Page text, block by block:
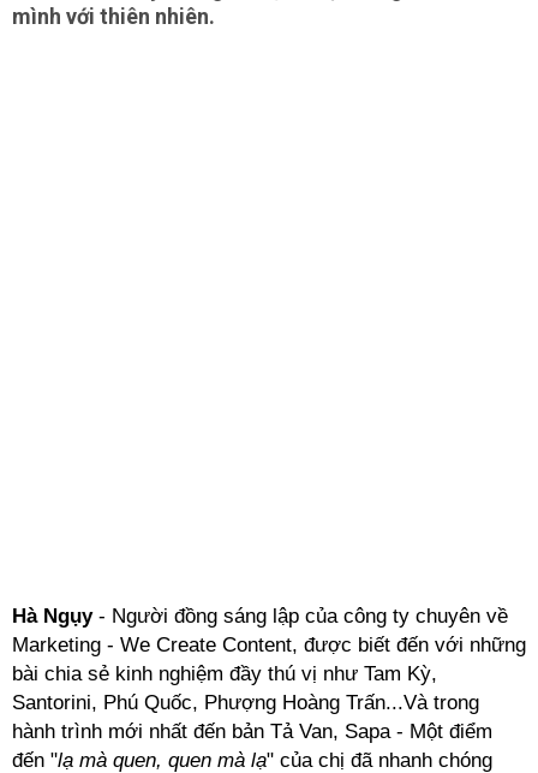
mình với thiên nhiên.
Hà Ngụy- Người đồng sáng lập của công ty chuyên về
Marketing - We Create Content, được biết đến với những
bài chia sẻ kinh nghiệm đầy thú vị như Tam Kỳ,
Santorini, Phú Quốc, Phượng Hoàng Trấn...Và trong
hành trình mới nhất đến bản Tả Van, Sapa - Một điểm
đến "lạ mà quen, quen mà lạ" của chị đã nhanh chóng